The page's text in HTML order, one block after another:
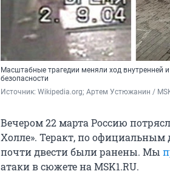
Масштабные трагедии меняли ход внутренней
безопасности
Источник: Wikipedia.org; Артем Устюжанин /
Вечером 22 марта Россию
Холле». Теракт, по официальным
почти двести были ранены. Мы
атаки в сюжете на MSK1.RU.